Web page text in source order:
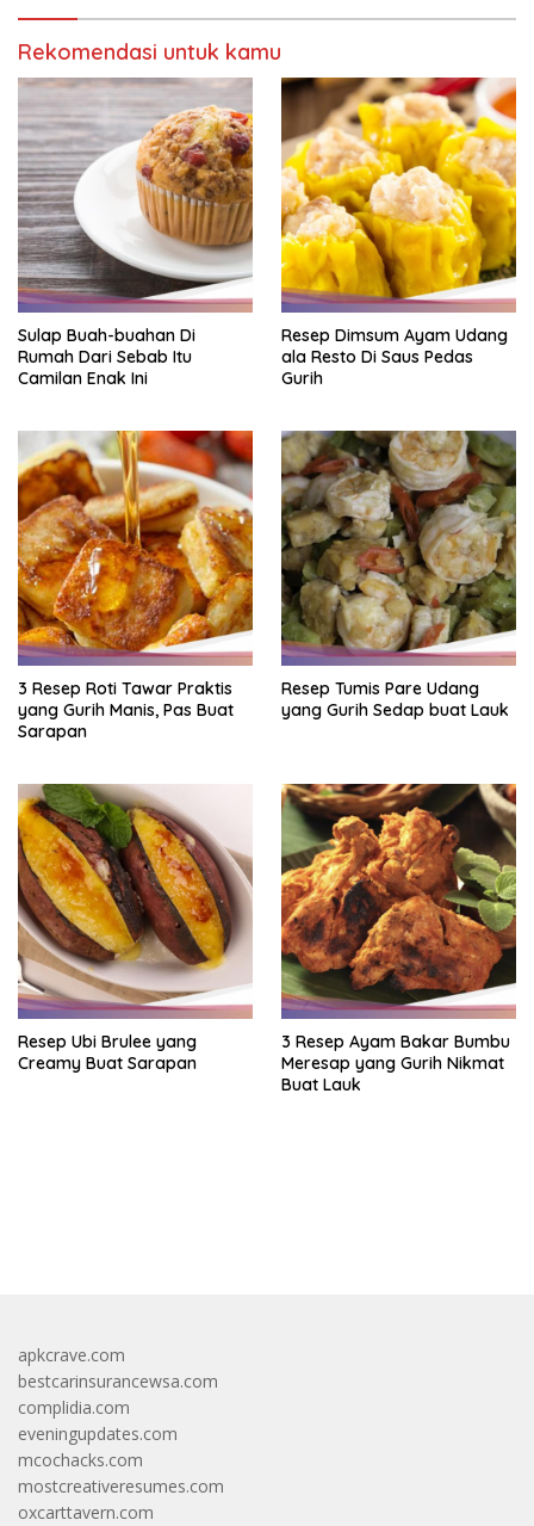
Rekomendasi untuk kamu
Sulap Buah-buahan Di
Rumah Dari Sebab Itu
Camilan Enak Ini
Resep Dimsum Ayam Udang
ala Resto Di Saus Pedas
Gurih
3 Resep Roti Tawar Praktis
yang Gurih Manis, Pas Buat
Sarapan
Resep Tumis Pare Udang
yang Gurih Sedap buat Lauk
Resep Ubi Brulee yang
Creamy Buat Sarapan
3 Resep Ayam Bakar Bumbu
Meresap yang Gurih Nikmat
Buat Lauk
apkcrave.com
bestcarinsurancewsa.com
complidia.com
eveningupdates.com
mcochacks.com
mostcreativeresumes.com
oxcarttavern.com